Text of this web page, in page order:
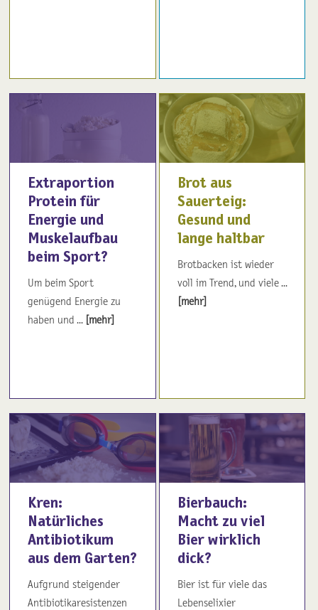
Extraportion
Protein für
Energie und
Muskelaufbau
beim Sport?
Um beim Sport
genügend Energie zu
haben und ... [mehr]
Brot aus
Sauerteig:
Gesund und
lange haltbar
Brotbacken ist wieder
voll im Trend, und viele ...
[mehr]
Kren:
Natürliches
Antibiotikum
aus dem Garten?
Aufgrund steigender
Antibiotikaresistenzen
Bierbauch:
Macht zu viel
Bier wirklich
dick?
Bier ist für viele das
Lebenselixier